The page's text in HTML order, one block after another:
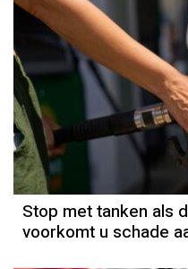
Stop met tanken als
voorkomt u schade